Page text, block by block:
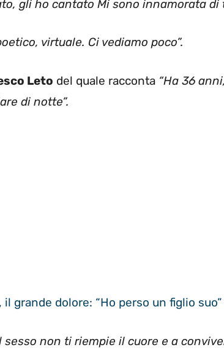
gli ho cantato Mi sono innamorata di
virtuale. Ci vediamo poco”.
Leto del quale racconta “Ha 36 anni,
di notte”.
il grande dolore: “Ho perso un figlio suo”
sesso non ti riempie il cuore e a